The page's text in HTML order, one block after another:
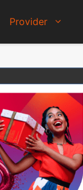
Provider